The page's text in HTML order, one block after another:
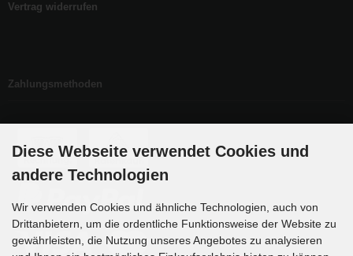
Vertrag widerrufen
Zahlungsmethoden
Diese Webseite verwendet Cookies und
andere Technologien
Wir verwenden Cookies und ähnliche Technologien, auch von
Drittanbietern, um die ordentliche Funktionsweise der Website zu
gewährleisten, die Nutzung unseres Angebotes zu analysieren